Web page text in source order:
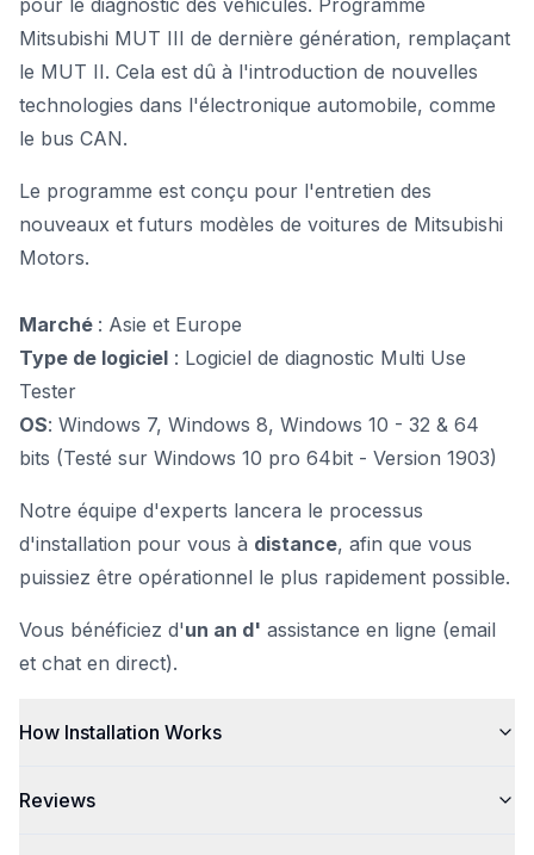
pour le diagnostic des véhicules. Programme
Mitsubishi MUT III de dernière génération, remplaçant
le MUT II. Cela est dû à l'introduction de nouvelles
technologies dans l'électronique automobile, comme
le bus CAN.
Le programme est conçu pour l'entretien des
nouveaux et futurs modèles de voitures de Mitsubishi
Motors.
Marché : Asie et Europe
Type de logiciel : Logiciel de diagnostic Multi Use
Tester
OS: Windows 7, Windows 8, Windows 10 - 32 & 64
bits (Testé sur Windows 10 pro 64bit - Version 1903)
Notre équipe d'experts lancera le processus
d'installation pour vous à distance, afin que vous
puissiez être opérationnel le plus rapidement possible.
Vous bénéficiez d'un an d' assistance en ligne (email
et chat en direct).
How Installation Works
Reviews